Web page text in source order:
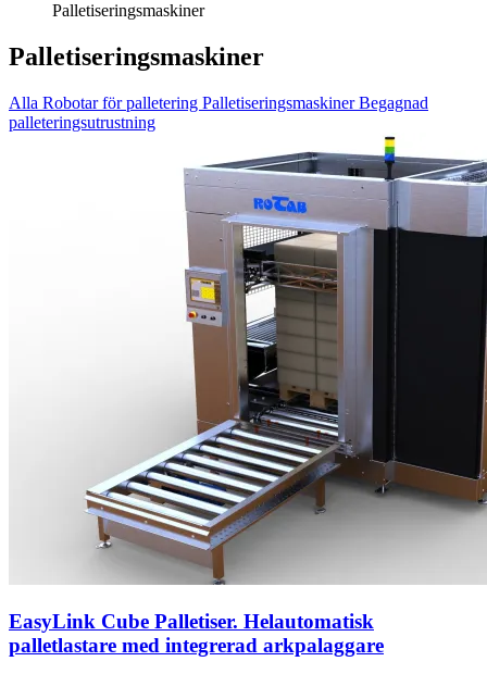
Palletiseringsmaskiner
Palletiseringsmaskiner
Alla Robotar för palletering PalletiseringsmaskinerBegagnad
palleteringsutrustning
EasyLink Cube Palletiser. Helautomatisk
palletlastare med integrerad arkpalaggare